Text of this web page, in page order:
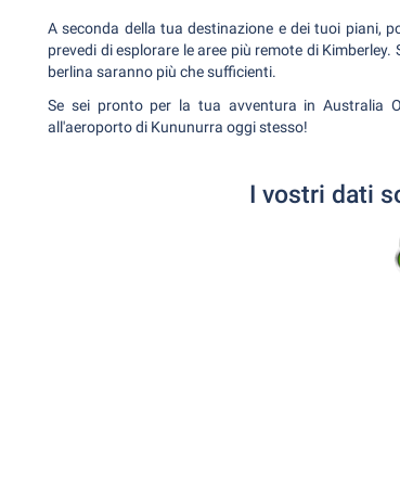
A seconda della tua destinazione e dei tuoi piani,
prevedi di esplorare le aree più remote di
berlina saranno più che sufficienti.
Se sei pronto per la tua avventura in Australia
all'aeroporto di Kununurra oggi stesso!
I vostri dati